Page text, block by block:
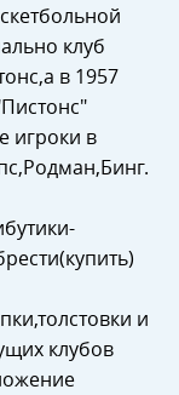
клуб
в 1957
игроки в
и
клубов